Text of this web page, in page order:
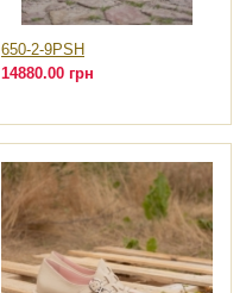
650-2-9PSH
14880.00 грн